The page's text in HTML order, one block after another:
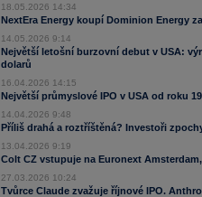
18.05.2026 14:34
NextEra Energy koupí Dominion Energy
14.05.2026 9:14
Největší letošní burzovní debut v USA:
dolarů
16.04.2026 14:15
Největší průmyslové IPO v USA od roku
14.04.2026 9:48
Příliš drahá a roztříštěná? Investoři
13.04.2026 9:19
Colt CZ vstupuje na Euronext
27.03.2026 10:24
Tvůrce Claude zvažuje říjnové IPO.